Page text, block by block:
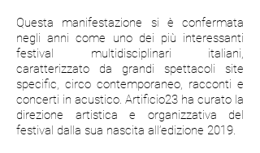
Questa manifestazione si è confermata
negli anni come uno dei più interessanti
festival multidisciplinari italiani,
caratterizzato da grandi spettacoli site
specific, circo contemporaneo, racconti e
concerti in acustico. Artificio23 ha curato la
direzione artistica e organizzativa del
festival dalla sua nascita all’edizione 2019.